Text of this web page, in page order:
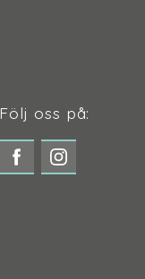
Följ oss på: